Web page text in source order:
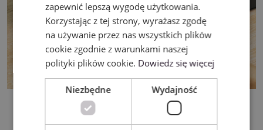
zapewnić lepszą wygodę użytkowania.
Korzystając z tej strony, wyrażasz zgodę
na używanie przez nas wszystkich plików
cookie zgodnie z warunkami naszej
polityki plików cookie. Dowiedz się więcej
Niezbędne Wydajność